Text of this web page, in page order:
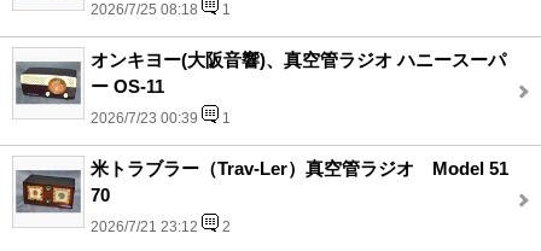
2026/7/25 08:18 1
オンキヨー(大阪音響)、真空管ラジオ ハニースーパ
ー OS-11
2026/7/23 00:39 1
米トラブラー（Trav-Ler）真空管ラジオ Model 51
70
2026/7/21 23:12 2